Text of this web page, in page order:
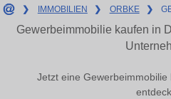
❯ IMMOBILIEN ❯ ORBKE ❯
Gewerbeimmobilie kaufen in
Jetzt eine